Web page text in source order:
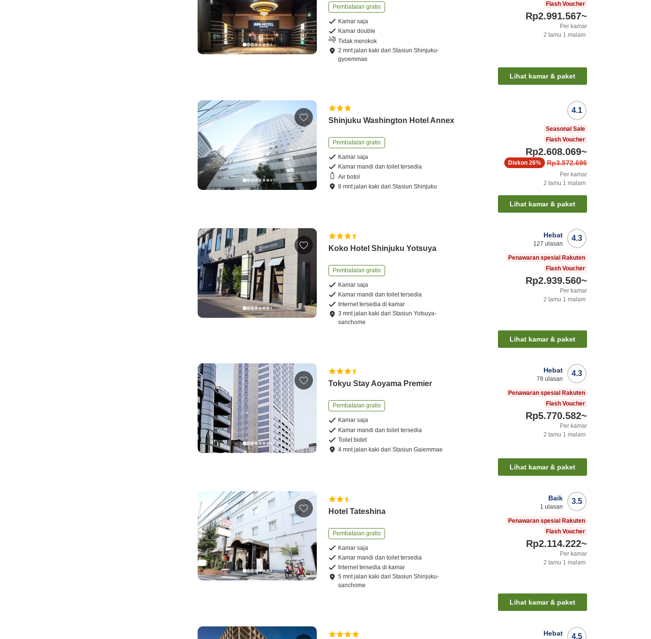
Pembatalan gratis
Kamar saja
Kamar double
Tidak merokok
2 mntjalan kaki dariStasiun Shinjuku-
gyoemmae
Flash Voucher
Rp2.991.567~
Per kamar
2 tamu 1 malam
Lihat kamar & paket
Shinjuku Washington Hotel Annex
Pembatalan gratis
Kamar saja
Kamar mandi dan toilet tersedia
Air botol
8 mntjalan kaki dariStasiun Shinjuku
4.1
Seasonal Sale
Flash Voucher
Rp2.608.069~
Rp3.572.696
Diskon 26%
Per kamar
2 tamu 1 malam
Lihat kamar & paket
Koko Hotel Shinjuku Yotsuya
Pembatalan gratis
Kamar saja
Kamar mandi dan toilet tersedia
Internet tersedia di kamar
3 mntjalan kaki dariStasiun Yotsuya-
sanchome
4.3
Hebat
127 ulasan
Penawaran spesial Rakuten
Flash Voucher
Rp2.939.560~
Per kamar
2 tamu 1 malam
Lihat kamar & paket
Tokyu Stay Aoyama Premier
Pembatalan gratis
Kamar saja
Kamar mandi dan toilet tersedia
Toilet bidet
4 mntjalan kaki dariStasiun Gaiemmae
4.3
Hebat
78 ulasan
Penawaran spesial Rakuten
Flash Voucher
Rp5.770.582~
Per kamar
2 tamu 1 malam
Lihat kamar & paket
Hotel Tateshina
Pembatalan gratis
Kamar saja
Kamar mandi dan toilet tersedia
Internet tersedia di kamar
5 mntjalan kaki dariStasiun Shinjuku-
sanchome
3.5
Baik
1 ulasan
Penawaran spesial Rakuten
Flash Voucher
Rp2.114.222~
Per kamar
2 tamu 1 malam
Lihat kamar & paket
4.5
Hebat